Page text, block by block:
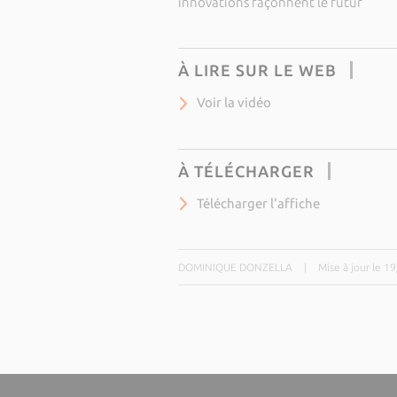
À LIRE SUR LE WEB
Voir la vidéo
À TÉLÉCHARGER
Télécharger l'affiche
DOMINIQUE DONZELLA Mise à jour le